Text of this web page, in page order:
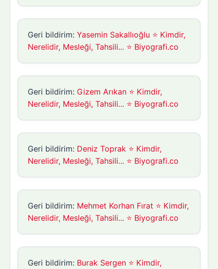
Geri bildirim: Yasemin Sakallıoğlu ⭐ Kimdir,
Nerelidir, Mesleği, Tahsili... ⭐ Biyografi.co
Geri bildirim: Gizem Arıkan ⭐ Kimdir,
Nerelidir, Mesleği, Tahsili... ⭐ Biyografi.co
Geri bildirim: Deniz Toprak ⭐ Kimdir,
Nerelidir, Mesleği, Tahsili... ⭐ Biyografi.co
Geri bildirim: Mehmet Korhan Fırat ⭐ Kimdir,
Nerelidir, Mesleği, Tahsili... ⭐ Biyografi.co
Geri bildirim: Burak Sergen ⭐ Kimdir,